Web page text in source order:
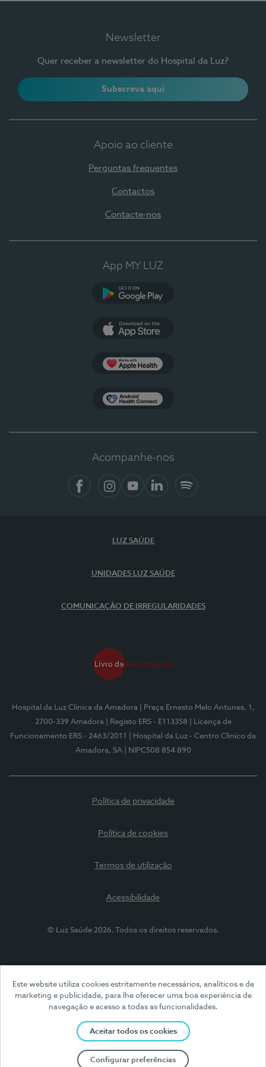
Este website utiliza cookies estritamente necessários, analíticos e de
marketing e publicidade, para lhe oferecer uma boa experiência de
navegação e acesso a todas as funcionalidades.
Aceitar todos os cookies
Configurar preferências
Newsletter
Quer receber a newsletter do Hospital da Luz?
Subscreva aqui
Apoio ao cliente
Perguntas frequentes
Contactos
Contacte-nos
App MY LUZ
Acompanhe-nos
LUZ SAÚDE
UNIDADES LUZ SAÚDE
COMUNICAÇÃO DE IRREGULARIDADES
Hospital da Luz Clínica da Amadora
| Praça Ernesto Melo Antunes, 1,
2700-339 Amadora
| Registo ERS - E113358
| Licença de
Funcionamento ERS - 2463/2011
| Hospital da Luz - Centro Clínico da
Amadora, SA
| NIPC508 854 890
Política de privacidade
Política de cookies
Termos de utilização
Acessibilidade
© Luz Saúde 2026. Todos os direitos reservados.